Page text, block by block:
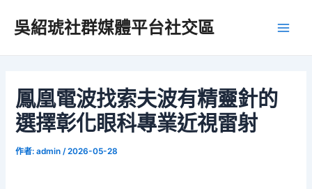
吳紹琥社群媒體平台社交區
鳳凰電波找索夫波有精靈針的
選擇彰化眼科專業近視雷射
作者:admin /2026-05-28